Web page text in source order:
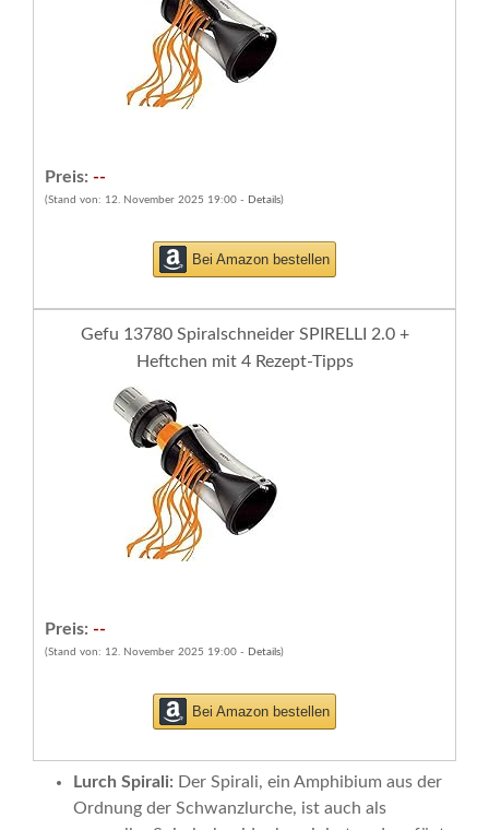
Preis: --
(Stand von: 12. November 2025 19:00 - Details)
Bei Amazon bestellen
Gefu 13780 Spiralschneider SPIRELLI 2.0 +
Heftchen mit 4 Rezept-Tipps
Preis: --
(Stand von: 12. November 2025 19:00 - Details)
Bei Amazon bestellen
Lurch Spirali: Der Spirali, ein Amphibium aus der
Ordnung der Schwanzlurche, ist auch als